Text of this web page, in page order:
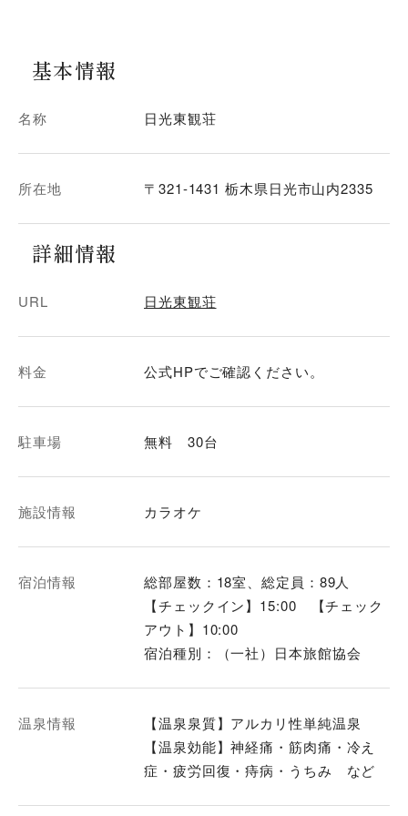
基本情報
名称 日光東観荘
所在地 〒321-1431 栃木県日光市山内2335
詳細情報
URL 日光東観荘
料金 公式HPでご確認ください。
駐車場 無料 30台
施設情報 カラオケ
宿泊情報
総部屋数：18室、総定員：89人
【チェックイン】15:00 【チェック
アウト】10:00
宿泊種別：（一社）日本旅館協会
温泉情報
【温泉泉質】アルカリ性単純温泉
【温泉効能】神経痛・筋肉痛・冷え
症・疲労回復・痔病・うちみ など